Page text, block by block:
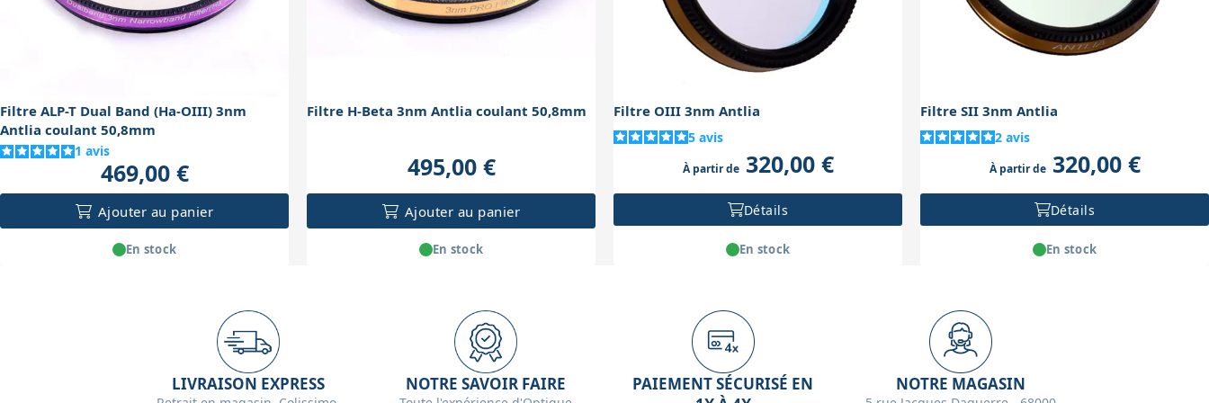
Filtre ALP-T Dual Band (Ha-OIII) 3nm
Antlia coulant 50,8mm
1 avis
469,00 €
Ajouter au panier
En stock
Filtre H-Beta 3nm Antlia coulant 50,8mm
495,00 €
Ajouter au panier
En stock
Filtre OIII 3nm Antlia
5 avis
À partir de320,00 €
Détails
En stock
Filtre SII 3nm Antlia
2 avis
À partir de320,00 €
Détails
En stock
LIVRAISON EXPRESS NOTRE SAVOIR FAIRE
PAIEMENT SÉCURISÉ EN
NOTRE MAGASIN